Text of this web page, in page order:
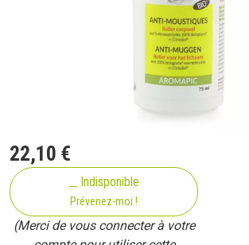
22,10 €
Indisponible
Prévenez-moi !
(Merci de vous connecter à votre